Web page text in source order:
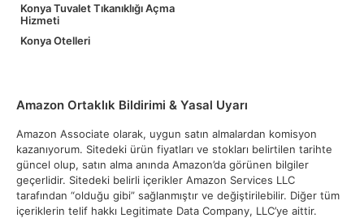
Konya Tuvalet Tıkanıklığı Açma
Hizmeti
Konya Otelleri
Amazon Ortaklık Bildirimi & Yasal Uyarı
Amazon Associate olarak, uygun satın almalardan komisyon
kazanıyorum. Sitedeki ürün fiyatları ve stokları belirtilen tarihte
güncel olup, satın alma anında Amazon’da görünen bilgiler
geçerlidir. Sitedeki belirli içerikler Amazon Services LLC
tarafından “olduğu gibi” sağlanmıştır ve değiştirilebilir. Diğer tüm
içeriklerin telif hakkı Legitimate Data Company, LLC’ye aittir.